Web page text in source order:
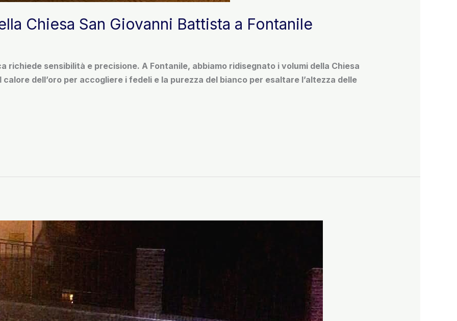
Chiesa San Giovanni Battista a Fontanile
richiede sensibilità e precisione. A Fontanile, abbiamo ridisegnato i volumi della Chiesa
dell’oro per accogliere i fedeli e la purezza del bianco per esaltare l’altezza delle